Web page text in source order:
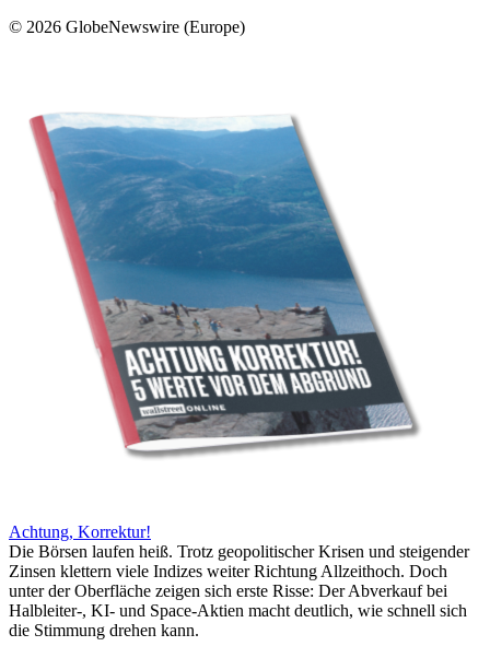
© 2026 GlobeNewswire (Europe)
Achtung, Korrektur!
Die Börsen laufen heiß. Trotz geopolitischer Krisen und steigender
Zinsen klettern viele Indizes weiter Richtung Allzeithoch. Doch
unter der Oberfläche zeigen sich erste Risse: Der Abverkauf bei
Halbleiter-, KI- und Space-Aktien macht deutlich, wie schnell sich
die Stimmung drehen kann.